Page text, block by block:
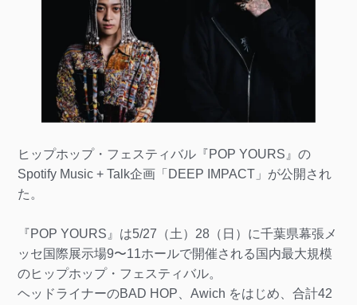
ヒップホップ・フェスティバル『POP YOURS』の
Spotify Music + Talk企画「DEEP IMPACT」が公開され
た。
『POP YOURS』は5/27（土）28（日）に千葉県幕張メ
ッセ国際展示場9〜11ホールで開催される国内最大規模
のヒップホップ・フェスティバル。
ヘッドライナーのBAD HOP、Awich をはじめ、合計42